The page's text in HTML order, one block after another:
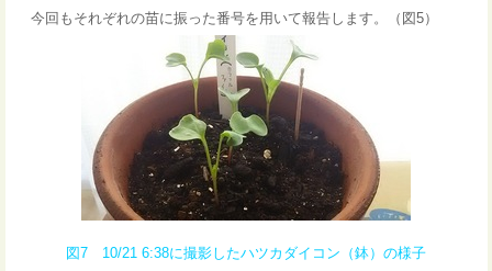
今回もそれぞれの苗に振った番号を用いて報告します。（図5）
図7 10/21 6:38に撮影したハツカダイコン（鉢）の様子